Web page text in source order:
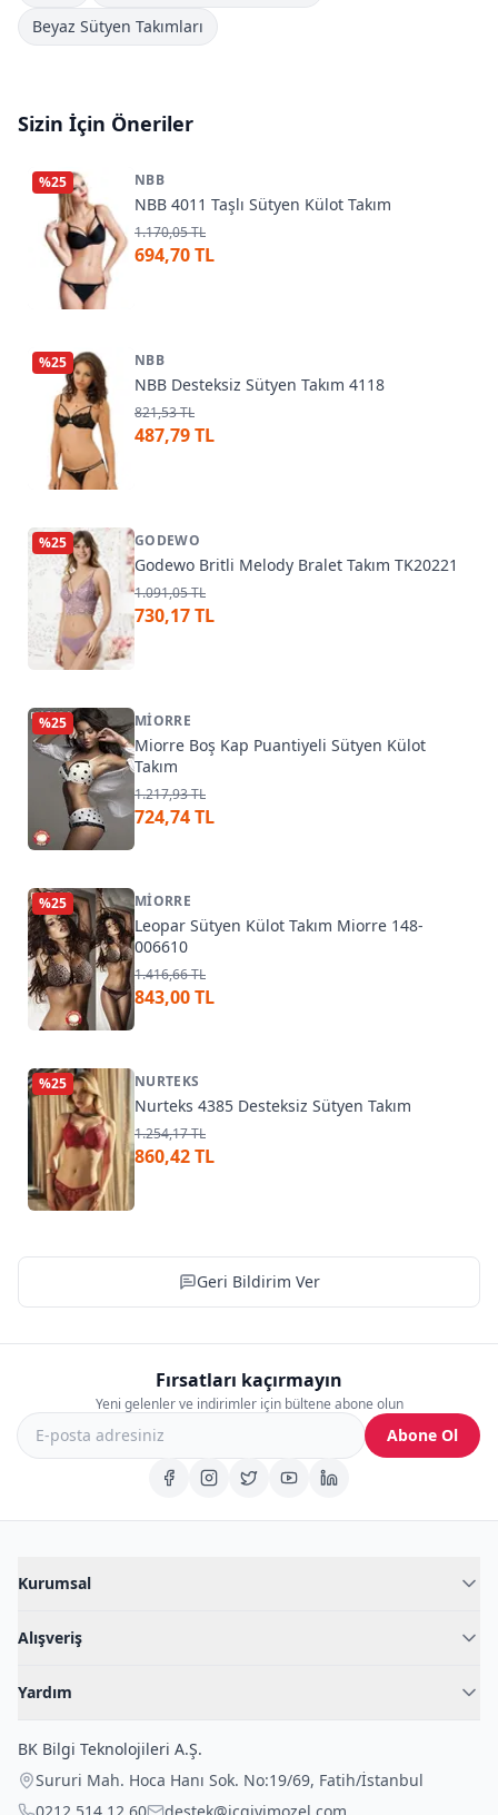
Beyaz Sütyen Takımları
Sizin İçin Öneriler
%25 NBB
NBB 4011 Taşlı Sütyen Külot Takım
1.170,05 TL
694,70 TL
%25 NBB
NBB Desteksiz Sütyen Takım 4118
821,53 TL
487,79 TL
%25 GODEWO
Godewo Britli Melody Bralet Takım TK20221
1.091,05 TL
730,17 TL
%25 MIORRE
Miorre Boş Kap Puantiyeli Sütyen Külot
Takım
1.217,93 TL
724,74 TL
%25 MIORRE
Leopar Sütyen Külot Takım Miorre 148-
006610
1.416,66 TL
843,00 TL
%25 NURTEKS
Nurteks 4385 Desteksiz Sütyen Takım
1.254,17 TL
860,42 TL
Geri Bildirim Ver
Fırsatları kaçırmayın
Yeni gelenler ve indirimler için bültene abone olun
Abone Ol
Kurumsal
Blog
İç Giyim Rehberi
Alışveriş
Fantazi İç Giyim
Çocuk İç Giyim
Outlet Fırsatları
Yardım
İade Politikası
BK Bilgi Teknolojileri A.Ş.
Sururi Mah. Hoca Hanı Sok. No:19/69, Fatih/İstanbul